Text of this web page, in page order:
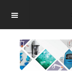
OFF CANVAS